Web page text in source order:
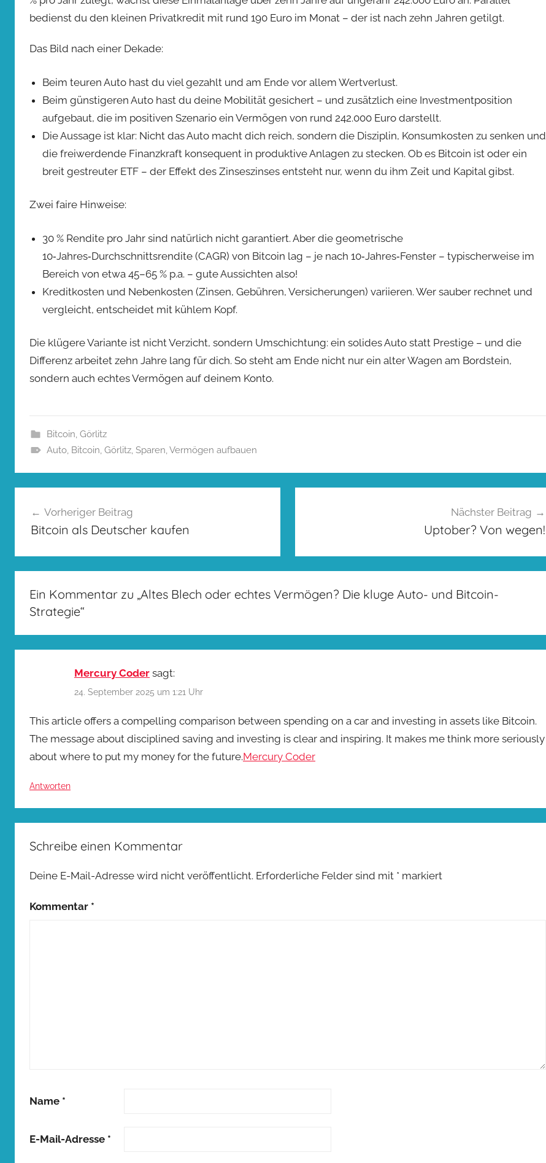
bedienst du den kleinen Privatkredit mit rund 190 Euro im Monat – der ist nach zehn Jahren getilgt.
Das Bild nach einer Dekade:
Beim teuren Auto hast du viel gezahlt und am Ende vor allem Wertverlust.
Beim günstigeren Auto hast du deine Mobilität gesichert – und zusätzlich eine Investmentposition
aufgebaut, die im positiven Szenario ein Vermögen von rund 242.000 Euro darstellt.
Die Aussage ist klar: Nicht das Auto macht dich reich, sondern die Disziplin, Konsumkosten zu senken und
die freiwerdende Finanzkraft konsequent in produktive Anlagen zu stecken. Ob es Bitcoin ist oder ein
breit gestreuter ETF – der Effekt des Zinseszinses entsteht nur, wenn du ihm Zeit und Kapital gibst.
Zwei faire Hinweise:
30 % Rendite pro Jahr sind natürlich nicht garantiert. Aber die geometrische
10‑Jahres‑Durchschnittsrendite (CAGR) von Bitcoin lag – je nach 10‑Jahres‑Fenster – typischerweise im
Bereich von etwa 45–65 % p.a. – gute Aussichten also!
Kreditkosten und Nebenkosten (Zinsen, Gebühren, Versicherungen) variieren. Wer sauber rechnet und
vergleicht, entscheidet mit kühlem Kopf.
Die klügere Variante ist nicht Verzicht, sondern Umschichtung: ein solides Auto statt Prestige – und die
Differenz arbeitet zehn Jahre lang für dich. So steht am Ende nicht nur ein alter Wagen am Bordstein,
sondern auch echtes Vermögen auf deinem Konto.
Bitcoin, Görlitz
Auto, Bitcoin, Görlitz, Sparen,Vermögen aufbauen
Vorheriger Beitrag
Bitcoin als Deutscher kaufen
Nächster Beitrag
Uptober? Von wegen!
Ein Kommentar zu „Altes Blech oder echtes Vermögen? Die kluge Auto- und Bitcoin-
Strategie“
Mercury Coder sagt:
24. September 2025 um 1:21 Uhr
This article offers a compelling comparison between spending on a car and investing in assets like Bitcoin.
The message about disciplined saving and investing is clear and inspiring. It makes me think more seriously
about where to put my money for the future.Mercury Coder
Antworten
Schreibe einen Kommentar
Deine E-Mail-Adresse wird nicht veröffentlicht. Erforderliche Felder sind mit * markiert
Kommentar *
Name *
E-Mail-Adresse *